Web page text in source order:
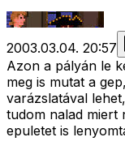
2003.03.04. 20:57
Azon a pályán le
meg is mutat a
varázslatával
tudom nalad miert
epuletet is